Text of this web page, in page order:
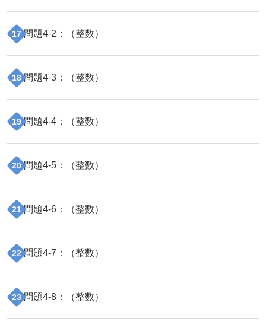
17 問題4-2 ：（整数）
18 問題4-3 ：（整数）
19 問題4-4 ：（整数）
20 問題4-5 ：（整数）
21 問題4-6 ：（整数）
22 問題4-7 ：（整数）
23 問題4-8 ：（整数）